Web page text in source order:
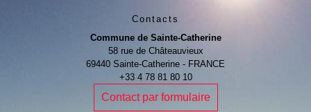
Contacts
Commune de Sainte-Catherine
58 rue de Châteauvieux
69440 Sainte-Catherine - FRANCE
+33 4 78 81 80 10
Contact par formulaire